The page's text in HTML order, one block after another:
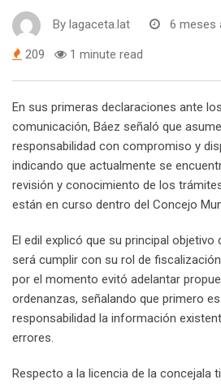
By lagaceta.lat 6 meses
209 1 minute read
En sus primeras declaraciones ante
comunicación, Báez señaló que
responsabilidad con compromiso y
indicando que actualmente se
revisión y conocimiento de los
están en curso dentro del Concejo
El edil explicó que su principal
será cumplir con su rol de
por el momento evitó adelantar
ordenanzas, señalando que primero
responsabilidad la información
errores.
Respecto a la licencia de la concejala